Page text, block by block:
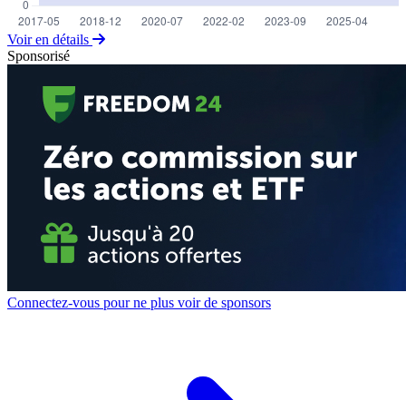
Voir en détails
Sponsorisé
Connectez-vous pour ne plus voir de sponsors